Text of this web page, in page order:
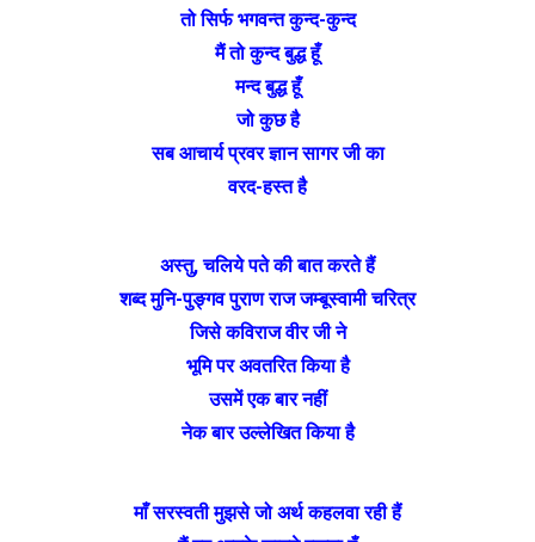
तो सिर्फ भगवन्त कुन्द-कुन्द
मैं तो कुन्द बुद्ध हूँ
मन्द बुद्ध हूँ
जो कुछ है
सब आचार्य प्रवर ज्ञान सागर जी का
वरद-हस्त है
अस्तु, चलिये पते की बात करते हैं
शब्द मुनि-पुङ्गव पुराण राज जम्बूस्वामी चरित्र
जिसे कविराज वीर जी ने
भूमि पर अवतरित किया है
उसमें एक बार नहीं
नेक बार उल्लेखित किया है
माँ सरस्वती मुझसे जो अर्थ कहलवा रही हैं